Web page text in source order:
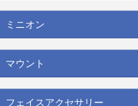
ミニオン
マウント
フェイスアクセサリー